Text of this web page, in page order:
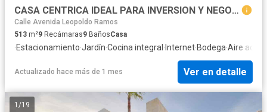
CASA CENTRICA IDEAL PARA INVERSION Y NEGOCIO. COLONIA CENTRO
Calle Avenida Leopoldo Ramos
513 m²9 Recámaras9 BañosCasa
·Estacionamiento·Jardín·Cocina integral · Internet·Bodega·Aire
Actualizado hace más de 1 mes Ver en detalle
1 /19